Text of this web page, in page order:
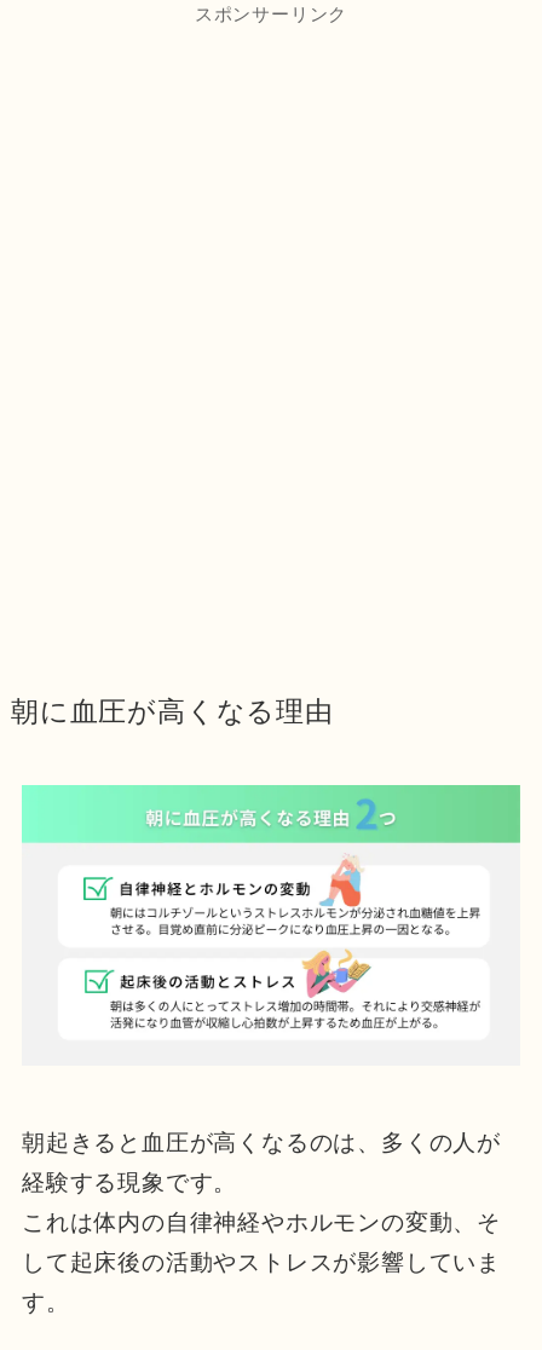
スポンサーリンク
朝に血圧が高くなる理由
朝起きると血圧が高くなるのは、多くの人が
経験する現象です。
これは体内の自律神経やホルモンの変動、そ
して起床後の活動やストレスが影響していま
す。